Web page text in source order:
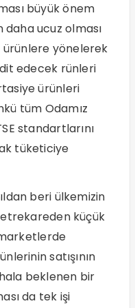
büyük önem
daha ucuz olması
ürünlere yönelerek
edecek rünleri
ürünleri
tüm Odamız
standartlarını
tüketiciye
beri ülkemizin
küçük
satışının
beklenen bir
da tek işi